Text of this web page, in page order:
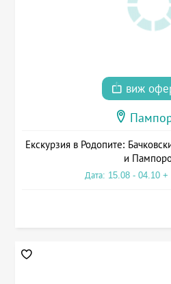
виж
Екскурзия в Родопите:
и
Дата: 15.08 - 04.10 +